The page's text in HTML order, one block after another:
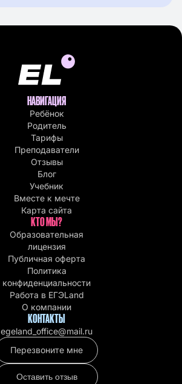
НАВИГАЦИЯ
Ребёнок
Родитель
Тарифы
Преподаватели
Отзывы
Блог
Учебник
Вместе к мечте
Карта сайта
КТО МЫ?
Образовательная
лицензия
Публичная оферта
Политика
конфиденциальности
Работа в EГЭLand
О компании
КОНТАКТЫ
egeland_office@mail.ru
Перезвоните мне
Оставить отзыв